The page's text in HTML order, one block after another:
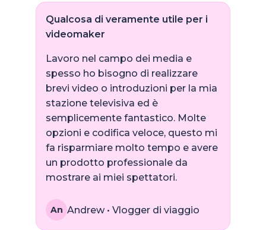
Qualcosa di veramente utile per i
videomaker
Lavoro nel campo dei media e
spesso ho bisogno di realizzare
brevi video o introduzioni per la mia
stazione televisiva ed è
semplicemente fantastico. Molte
opzioni e codifica veloce, questo mi
fa risparmiare molto tempo e avere
un prodotto professionale da
mostrare ai miei spettatori.
An Andrew • Vlogger di viaggio